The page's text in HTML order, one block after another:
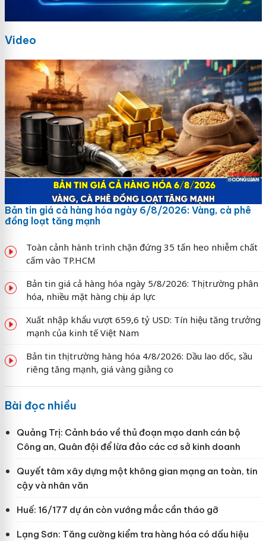
Video
Bản tin giá cả hàng hóa ngày 6/8/2026: Vàng, cà phê
đồng loạt tăng mạnh
Toàn cảnh hành trình chặn đứng 35 tấn heo nhiễm chất
cấm vào TP.HCM
Bản tin giá cả hàng hóa ngày 5/8/2026: Thị trường phân
hóa, nhiều mặt hàng chịu áp lực
Xuất nhập khẩu vượt 659,6 tỷ USD: Tín hiệu tăng trưởng
mạnh của kinh tế Việt Nam
Bản tin thị trường hàng hóa 4/8/2026: Dầu lao dốc, sầu
riêng tăng mạnh, giá vàng giằng co
Bài đọc nhiều
Quảng Trị: Cảnh báo về thủ đoạn mạo danh cán bộ
Công an, Quân đội để lừa đảo các cơ sở kinh doanh
Quyết tâm xây dựng một không gian mạng an toàn, tin
cậy và nhân văn
Huế: 16/177 dự án còn vướng mắc cần tháo gỡ
Lạng Sơn: Tăng cường kiểm tra hàng hóa có dấu hiệu